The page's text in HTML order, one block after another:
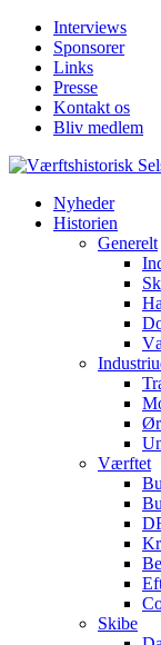
Interviews
Sponsorer
Links
Presse
Kontakt os
Bliv medlem
Nyheder
Historien
Generelt
Værftet
Skibe